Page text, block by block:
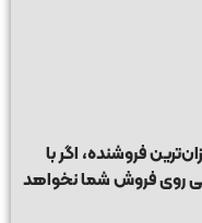
با ارزان‌ترین فروشنده، اگر با
روی فروش شما نخواهد